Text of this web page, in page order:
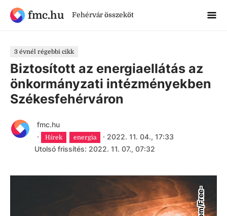
fmc.hu Fehérvár összeköt
3 évnél régebbi cikk
Biztosított az energiaellátás az
önkormányzati intézményekben
Székesfehérváron
fmc.hu
·
Hírek energia · 2022. 11. 04., 17:33
Utolsó frissítés: 2022. 11. 07., 07:32